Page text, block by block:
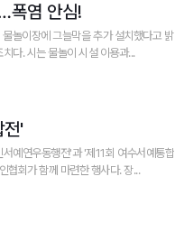
폭염 안심!
놀이장에 그늘막을 추가 설치했다고 밝
혔다. 이는 어린이들의 직사광선 노출을 줄이고 온열질환을 예방하기 위한 조치다. 시는 물놀이 시설 이용과...
전'
예연우동행전'과 '제11회 여수서예통합
수서예인협회가 함께 마련한 행사다. 장...